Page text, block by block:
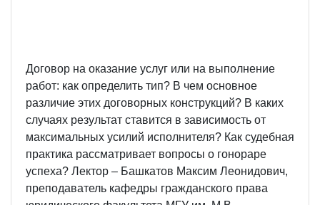
Договор на оказание услуг или на выполнение
работ: как определить тип? В чем основное
различие этих договорных конструкций? В каких
случаях результат ставится в зависимость от
максимальных усилий исполнителя? Как судебная
практика рассматривает вопросы о гонораре
успеха? Лектор – Башкатов Максим Леонидович,
преподаватель кафедры гражданского права